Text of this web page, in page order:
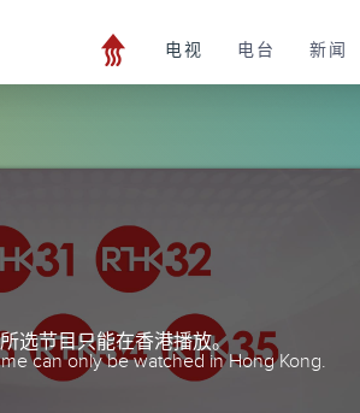
电视 电台 新闻
选节目只能在香港播放。
can only be watched in Hong Kong.